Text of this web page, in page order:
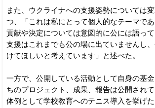
また、ウクライナへの支援姿勢については
つ、「これは私にとって個人的なテーマで
貢献や決定については意図的に公には語っ
支援はこれまでも公の場に出ていませんし
けてほしいと考えています」と述べた。
一方で、公開している活動として自身の基
ちのプロジェクト、成果、報告は公開され
体例として学校教育へのテニス導入を挙げ